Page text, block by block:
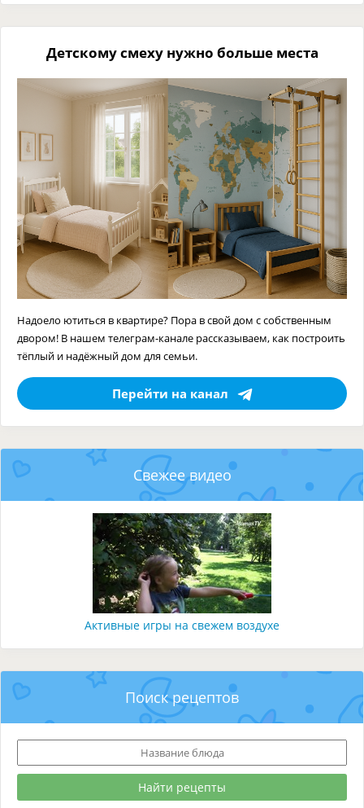
Детскому смеху нужно больше места
Надоело ютиться в квартире? Пора в свой дом с собственным
двором! В нашем телеграм-канале рассказываем, как построить
тёплый и надёжный дом для семьи.
Перейти на канал
Свежее видео
Активные игры на свежем воздухе
Поиск рецептов